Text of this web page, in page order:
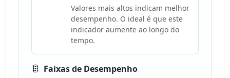
Valores mais altos indicam melhor
desempenho. O ideal é que este
indicador aumente ao longo do
tempo.
Faixas de Desempenho